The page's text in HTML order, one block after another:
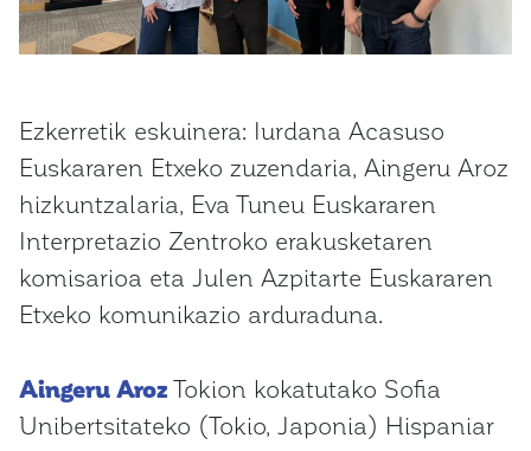
Ezkerretik eskuinera: Iurdana Acasuso
Euskararen Etxeko zuzendaria, Aingeru Aroz
hizkuntzalaria, Eva Tuneu Euskararen
Interpretazio Zentroko erakusketaren
komisarioa eta Julen Azpitarte Euskararen
Etxeko komunikazio arduraduna.
Aingeru Aroz Tokion kokatutako Sofia
Unibertsitateko (Tokio, Japonia) Hispaniar